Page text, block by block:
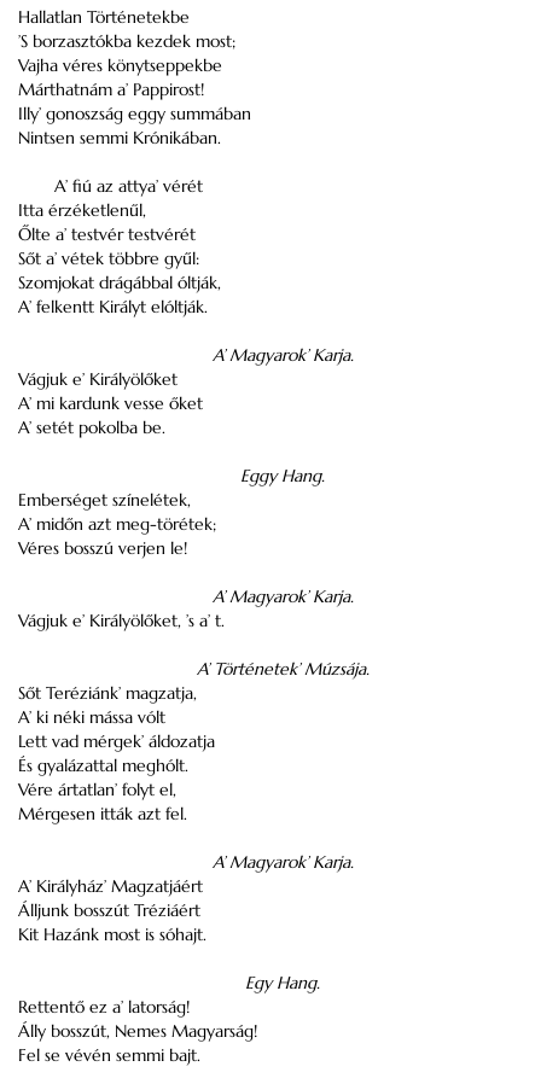
Hallatlan Történetekbe
’S borzasztókba kezdek most;
Vajha véres könytseppekbe
Márthatnám a’ Pappirost!
Illy’ gonoszság eggy summában
Nintsen semmi Krónikában.
A’ fiú az attya’ vérét
Itta érzéketlenűl,
Őlte a’ testvér testvérét
Sőt a’ vétek többre gyűl:
Szomjokat drágábbal óltják,
A’ felkentt Királyt elóltják.
A’ Magyarok’ Karja.
Vágjuk e’ Királyölőket
A’ mi kardunk vesse őket
A’ setét pokolba be.
Eggy Hang.
Emberséget színelétek,
A’ midőn azt meg-törétek;
Véres bosszú verjen le!
A’ Magyarok’ Karja.
Vágjuk e’ Királyölőket, ’s a’ t.
A’ Történetek’ Múzsája.
Sőt Teréziánk’ magzatja,
A’ ki néki mássa vólt
Lett vad mérgek’ áldozatja
És gyalázattal meghólt.
Vére ártatlan’ folyt el,
Mérgesen itták azt fel.
A’ Magyarok’ Karja.
A’ Királyház’ Magzatjáért
Álljunk bosszút Tréziáért
Kit Hazánk most is sóhajt.
Egy Hang.
Rettentő ez a’ latorság!
Álly bosszút, Nemes Magyarság!
Fel se vévén semmi bajt.